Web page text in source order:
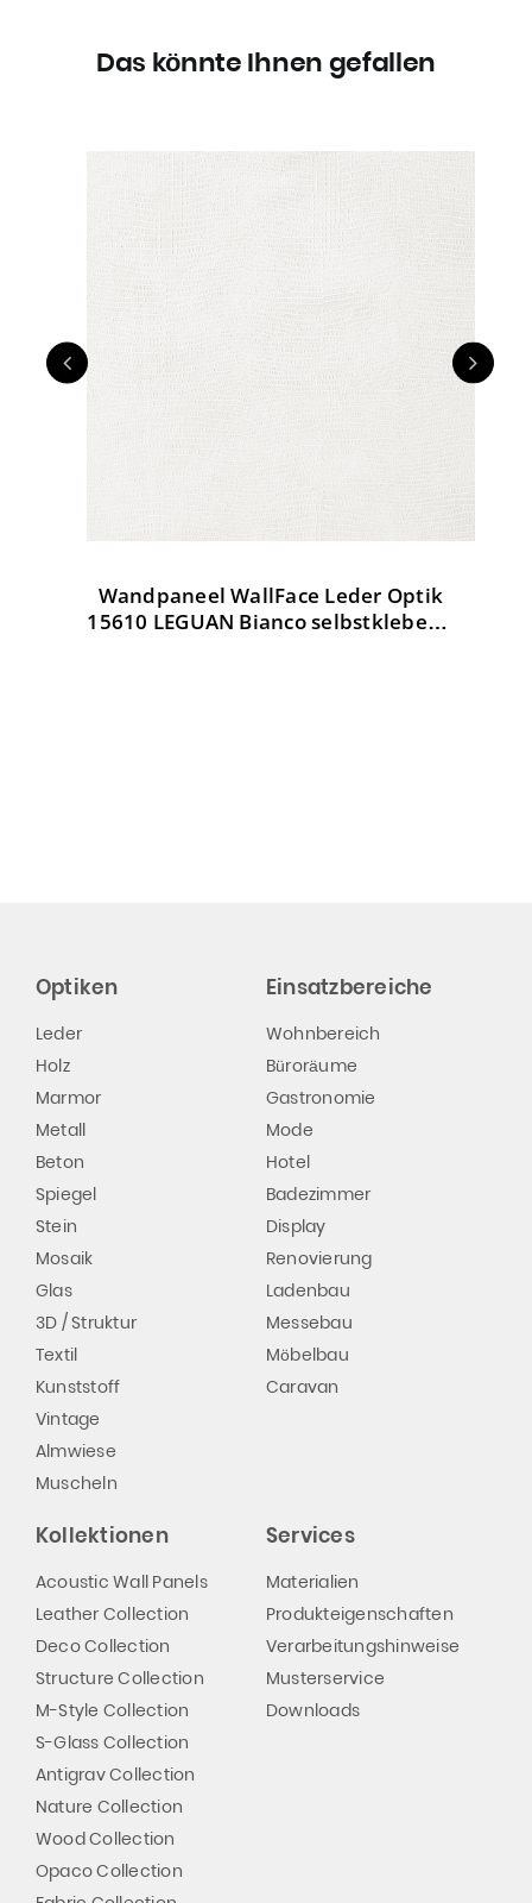
Das könnte Ihnen gefallen
Wandpaneel WallFace Leder Optik
15610 LEGUAN Bianco selbstklebend
Optiken
Leder
Holz
Marmor
Metall
Beton
Spiegel
Stein
Mosaik
Glas
3D / Struktur
Textil
Kunststoff
Vintage
Almwiese
Muscheln
Einsatzbereiche
Wohnbereich
Büroräume
Gastronomie
Mode
Hotel
Badezimmer
Display
Renovierung
Ladenbau
Messebau
Möbelbau
Caravan
Kollektionen
Acoustic Wall Panels
Leather Collection
Deco Collection
Structure Collection
M-Style Collection
S-Glass Collection
Antigrav Collection
Nature Collection
Wood Collection
Opaco Collection
Services
Materialien
Produkteigenschaften
Verarbeitungshinweise
Musterservice
Downloads